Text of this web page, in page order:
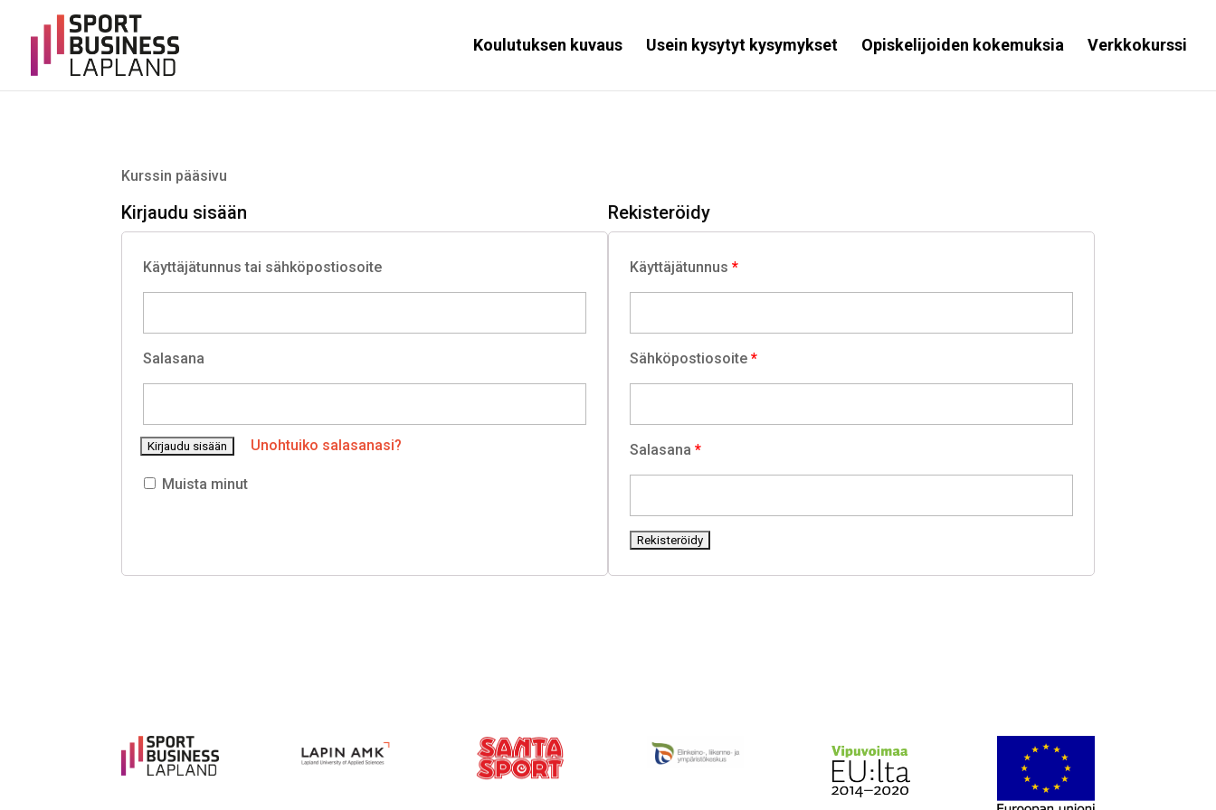
Koulutuksen kuvaus Usein kysytyt kysymykset Opiskelijoiden kokemuksia Verkkokurssi
Kurssin pääsivu
Kirjaudu sisään
Käyttäjätunnus tai sähköpostiosoite
Salasana
Unohtuiko salasanasi?
Muista minut
Rekisteröidy
Käyttäjätunnus *
Sähköpostiosoite *
Salasana *